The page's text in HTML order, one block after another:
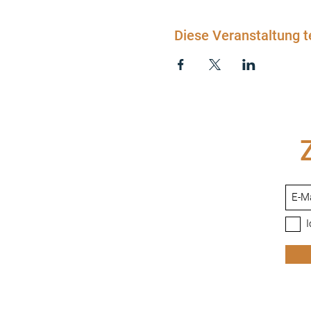
Die Teilnahme ist kostenlos!
Vorab kannst du gerne die
Wenn du nicht live dabei
Nachhinein – wie alle
Diese Veranstaltung